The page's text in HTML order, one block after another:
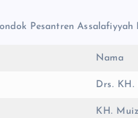
Pesantren
Nama
Drs.
KH.